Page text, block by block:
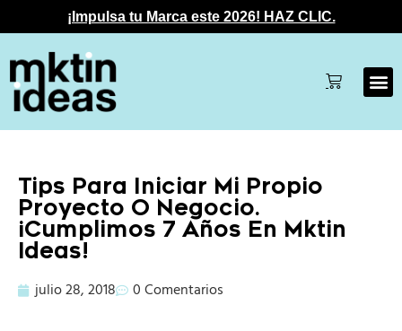
¡Impulsa tu Marca este 2026! HAZ CLIC.
Tips Para Iniciar Mi Propio
Proyecto O Negocio.
¡Cumplimos 7 Años En Mktin
Ideas!
julio 28, 2018 0 Comentarios